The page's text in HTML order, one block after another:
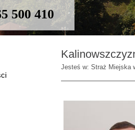
500 410
Jesteś w: Straż Miejska